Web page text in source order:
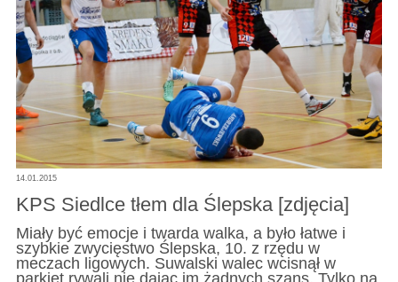
14.01.2015
KPS Siedlce tłem dla Ślepska [zdjęcia]
Miały być emocje i twarda walka, a było łatwe i
szybkie zwycięstwo Ślepska, 10. z rzędu w
meczach ligowych. Suwalski walec wcisnął w